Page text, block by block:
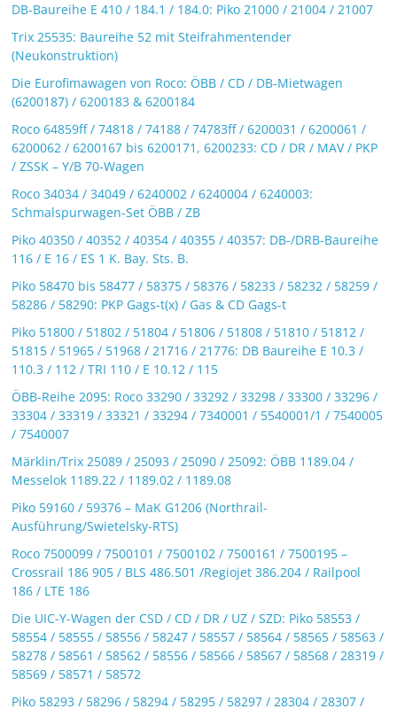
DB-Baureihe E 410 / 184.1 / 184.0: Piko 21000 / 21004 / 21007
Trix 25535: Baureihe 52 mit Steifrahmentender
(Neukonstruktion)
Die Eurofimawagen von Roco: ÖBB / CD / DB-Mietwagen
(6200187) / 6200183 & 6200184
Roco 64859ff / 74818 / 74188 / 74783ff / 6200031 / 6200061 /
6200062 / 6200167 bis 6200171, 6200233: CD / DR / MAV / PKP
/ ZSSK – Y/B 70-Wagen
Roco 34034 / 34049 / 6240002 / 6240004 / 6240003:
Schmalspurwagen-Set ÖBB / ZB
Piko 40350 / 40352 / 40354 / 40355 / 40357: DB-/DRB-Baureihe
116 / E 16 / ES 1 K. Bay. Sts. B.
Piko 58470 bis 58477 / 58375 / 58376 / 58233 / 58232 / 58259 /
58286 / 58290: PKP Gags-t(x) / Gas & CD Gags-t
Piko 51800 / 51802 / 51804 / 51806 / 51808 / 51810 / 51812 /
51815 / 51965 / 51968 / 21716 / 21776: DB Baureihe E 10.3 /
110.3 / 112 / TRI 110 / E 10.12 / 115
ÖBB-Reihe 2095: Roco 33290 / 33292 / 33298 / 33300 / 33296 /
33304 / 33319 / 33321 / 33294 / 7340001 / 5540001/1 / 7540005
/ 7540007
Märklin/Trix 25089 / 25093 / 25090 / 25092: ÖBB 1189.04 /
Messelok 1189.22 / 1189.02 / 1189.08
Piko 59160 / 59376 – MaK G1206 (Northrail-
Ausführung/Swietelsky-RTS)
Roco 7500099 / 7500101 / 7500102 / 7500161 / 7500195 –
Crossrail 186 905 / BLS 486.501 /Regiojet 386.204 / Railpool
186 / LTE 186
Die UIC-Y-Wagen der CSD / CD / DR / UZ / SZD: Piko 58553 /
58554 / 58555 / 58556 / 58247 / 58557 / 58564 / 58565 / 58563 /
58278 / 58561 / 58562 / 58556 / 58566 / 58567 / 58568 / 28319 /
58569 / 58571 / 58572
Piko 58293 / 58296 / 58294 / 58295 / 58297 / 28304 / 28307 /